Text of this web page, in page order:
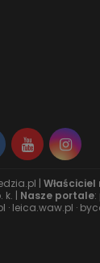
| Właściciel
k. | Nasze portale:
· leica.waw.pl ·